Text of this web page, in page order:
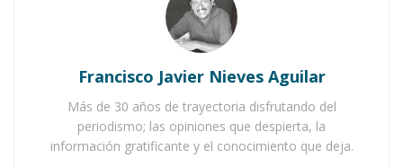
Ahuacatlán celebrá el día de Reyes con rosca y
Buena tarde taurina en Ahuacatlán
Francisco Javier Nieves Aguilar
Más de 30 años de trayectoria disfrutando del
periodismo; las opiniones que despierta, la
información gratificante y el conocimiento que deja.